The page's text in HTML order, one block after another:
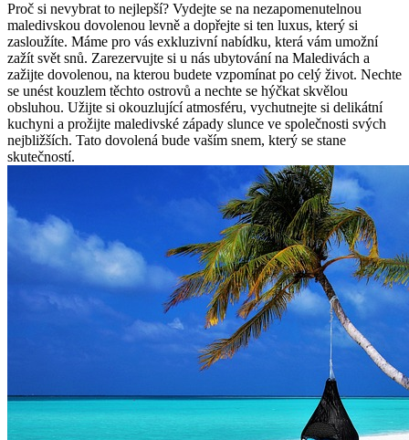
Proč si ⁢nevybrat to nejlepší?⁤ Vydejte⁢ se⁢ na nezapomenutelnou
maledivskou⁤ dovolenou levně a‌ dopřejte si ten luxus, který‍ si
zasloužíte. Máme pro vás exkluzivní nabídku, která vám umožní
zažít svět snů. Zarezervujte si u nás ubytování na Maledivách a
zažijte dovolenou,⁤ na⁤ kterou budete vzpomínat ‌po celý život. Nechte
se unést‌ kouzlem těchto ostrovů a ⁣nechte​ se hýčkat skvělou
obsluhou. Užijte si okouzlující atmosféru, vychutnejte si delikátní⁢
kuchyni a prožijte maledivské západy slunce ve společnosti svých​
nejbližších. Tato dovolená bude vaším snem, který se stane
skutečností.